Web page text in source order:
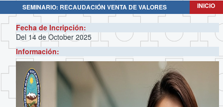
SEMINARIO: RECAUDACIÓN VENTA DE VALORES INICIO
Fecha de Incripción:
Del 14 de October 2025
Información: